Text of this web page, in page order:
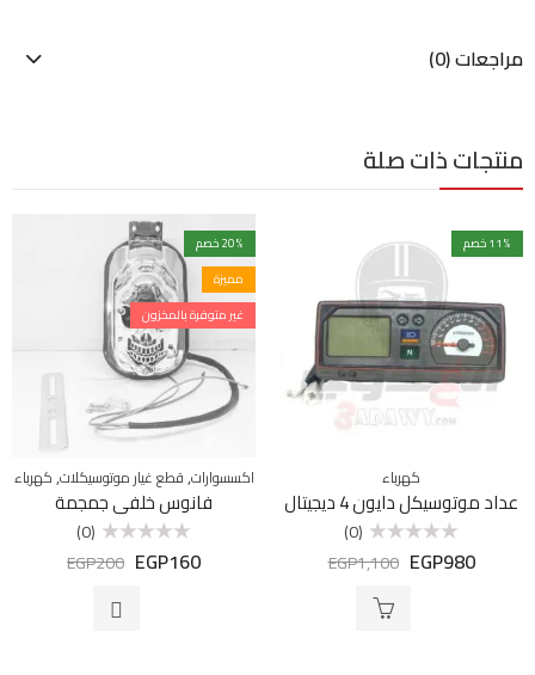
مراجعات (0)
منتجات ذات صلة
11% خصم
كهرباء
عداد موتوسيكل دايون 4 ديجيتال
التقييم
(0)
EGP980
EGP1,100
20% خصم
مميزة
غير متوفرة بالمخزون
اكسسوارات,قطع غيار موتوسيكلات,كهرباء
فانوس خلفى جمجمة
التقييم
(0)
EGP160
EGP200